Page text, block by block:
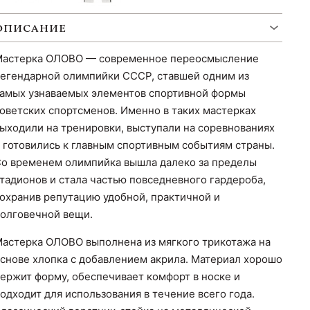
ОЛОВО — современное переосмысление
олимпийки СССР, ставшей одним из
узнаваемых элементов спортивной формы
спортсменов. Именно в таких мастерках
на тренировки, выступали на соревнованиях
готовились к главным спортивным событиям страны.
временем олимпийка вышла далеко за пределы
и стала частью повседневного гардероба,
репутацию удобной, практичной и
вещи.
ОЛОВО выполнена из мягкого трикотажа на
хлопка с добавлением акрила. Материал хорошо
форму, обеспечивает комфорт в носке и
для использования в течение всего года.